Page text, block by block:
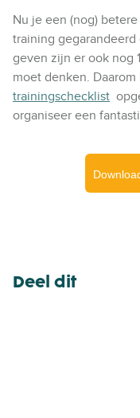
Nu je een (nog)
training gegarandeerd
geven zijn er ook nog
moet denken.
trainingschecklist
organiseer een
Deel dit